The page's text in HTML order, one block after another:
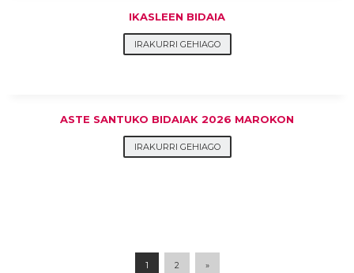
IKASLEEN BIDAIA
IRAKURRI GEHIAGO
ASTE SANTUKO BIDAIAK 2026 MAROKON
IRAKURRI GEHIAGO
1 2 »